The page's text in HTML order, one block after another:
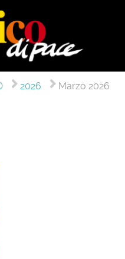
2026 Marzo 2026